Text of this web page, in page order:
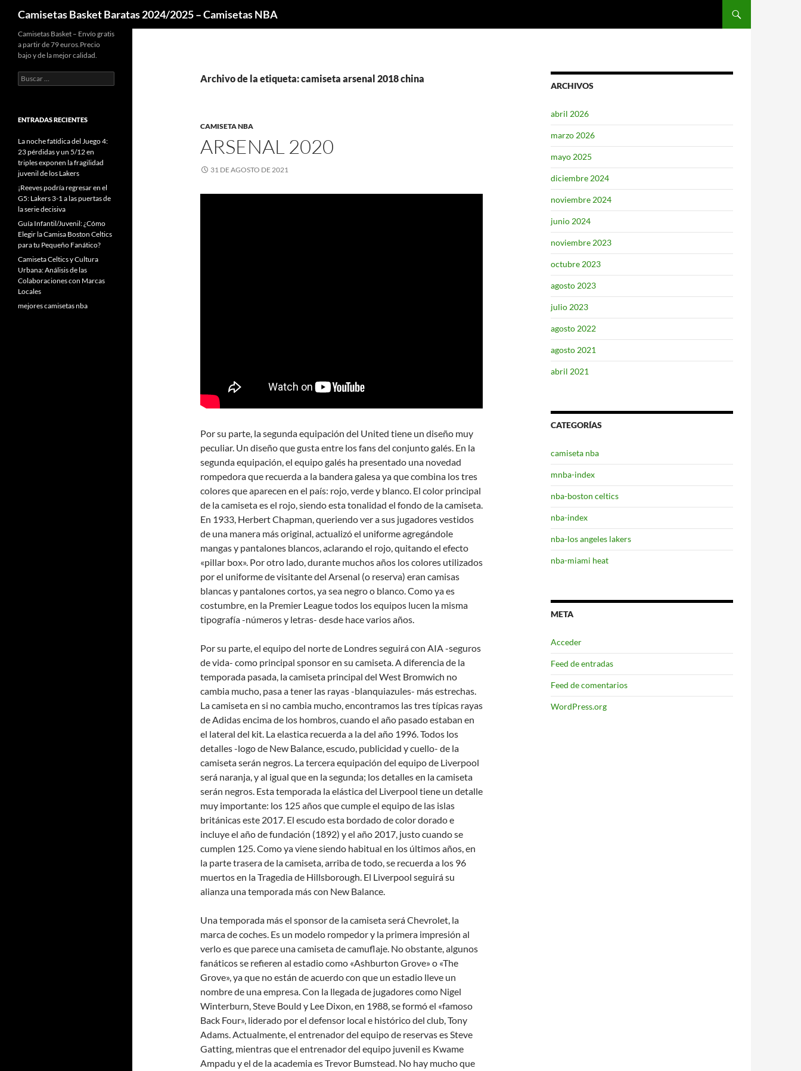
Camisetas Basket Baratas 2024/2025 – Camisetas NBA
Archivo de la etiqueta: camiseta arsenal 2018 china
CAMISETA NBA
ARSENAL 2020
31 DE AGOSTO DE 2021
Por su parte, la segunda equipación del United tiene un diseño muy
peculiar. Un diseño que gusta entre los fans del conjunto galés. En la
segunda equipación, el equipo galés ha presentado una novedad
rompedora que recuerda a la bandera galesa ya que combina los tres
colores que aparecen en el país: rojo, verde y blanco. El color principal
de la camiseta es el rojo, siendo esta tonalidad el fondo de la camiseta.
En 1933, Herbert Chapman, queriendo ver a sus jugadores vestidos
de una manera más original, actualizó el uniforme agregándole
mangas y pantalones blancos, aclarando el rojo, quitando el efecto
«pillar box». Por otro lado, durante muchos años los colores utilizados
por el uniforme de visitante del Arsenal (o reserva) eran camisas
blancas y pantalones cortos, ya sea negro o blanco. Como ya es
costumbre, en la Premier League todos los equipos lucen la misma
tipografía -números y letras- desde hace varios años.
Por su parte, el equipo del norte de Londres seguirá con AIA -seguros
de vida- como principal sponsor en su camiseta. A diferencia de la
temporada pasada, la camiseta principal del West Bromwich no
cambia mucho, pasa a tener las rayas -blanquiazules- más estrechas.
La camiseta en si no cambia mucho, encontramos las tres típicas rayas
de Adidas encima de los hombros, cuando el año pasado estaban en
el lateral del kit. La elastica recuerda a la del año 1996. Todos los
detalles -logo de New Balance, escudo, publicidad y cuello- de la
camiseta serán negros. La tercera equipación del equipo de Liverpool
será naranja, y al igual que en la segunda; los detalles en la camiseta
serán negros. Esta temporada la elástica del Liverpool tiene un detalle
muy importante: los 125 años que cumple el equipo de las islas
británicas este 2017. El escudo esta bordado de color dorado e
incluye el año de fundación (1892) y el año 2017, justo cuando se
cumplen 125. Como ya viene siendo habitual en los últimos años, en
la parte trasera de la camiseta, arriba de todo, se recuerda a los 96
muertos en la Tragedia de Hillsborough. El Liverpool seguirá su
alianza una temporada más con New Balance.
Una temporada más el sponsor de la camiseta será Chevrolet, la
marca de coches. Es un modelo rompedor y la primera impresión al
verlo es que parece una camiseta de camuflaje. No obstante, algunos
fanáticos se refieren al estadio como «Ashburton Grove» o «The
Grove», ya que no están de acuerdo con que un estadio lleve un
nombre de una empresa. Con la llegada de jugadores como Nigel
Winterburn, Steve Bould y Lee Dixon, en 1988, se formó el «famoso
Back Four», liderado por el defensor local e histórico del club, Tony
Adams. Actualmente, el entrenador del equipo de reservas es Steve
Gatting, mientras que el entrenador del equipo juvenil es Kwame
Ampadu y el de la academia es Trevor Bumstead. No hay mucho que
ARCHIVOS
abril 2026
marzo 2026
mayo 2025
diciembre 2024
noviembre 2024
junio 2024
noviembre 2023
octubre 2023
agosto 2023
julio 2023
agosto 2022
agosto 2021
abril 2021
CATEGORÍAS
camiseta nba
mnba-index
nba-boston celtics
nba-index
nba-los angeles lakers
nba-miami heat
META
Acceder
Feed de entradas
Feed de comentarios
WordPress.org
Camisetas Basket – Envío gratis
a partir de 79 euros.Precio
bajo y de la mejor calidad.
Buscar:
ENTRADAS RECIENTES
La noche fatídica del Juego 4:
23 pérdidas y un 5/12 en
triples exponen la fragilidad
juvenil de los Lakers
¡Reeves podría regresar en el
G5: Lakers 3-1 a las puertas de
la serie decisiva
Guía Infantil/Juvenil: ¿Cómo
Elegir la Camisa Boston Celtics
para tu Pequeño Fanático?
Camiseta Celtics y Cultura
Urbana: Análisis de las
Colaboraciones con Marcas
Locales
mejores camisetas nba